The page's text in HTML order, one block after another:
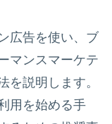
広告を使い、ブ
マンスマーケテ
を説明します。
用を始める手